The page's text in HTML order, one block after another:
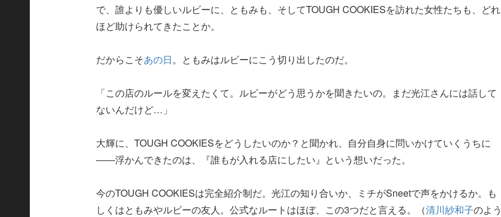
で、誰よりも優しいルビーに、ともみも、そしてTOUGH COOKIESを訪れた女性たちも、どれ
ほど助けられてきたことか。
だからこそあの日。ともみはルビーにこう切り出したのだ。
「この店のルールを変えたくて。ルビーがどう思うかを聞きたいの。まだ光江さんには話して
ないんだけど…」
大輝に、TOUGH COOKIESをどうしたいのか？と聞かれ、自分自身に問いかけていくうちに
――浮かんできたのは、『誰もが入れる店にしたい』という想いだった。
今のTOUGH COOKIESは完全紹介制だ。光江の知り合いか、ミチがSneetで声をかけるか。も
しくはともみやルビーの友人。公式なルートはほぼ、この3つだと言える。（清川紗和子のよう